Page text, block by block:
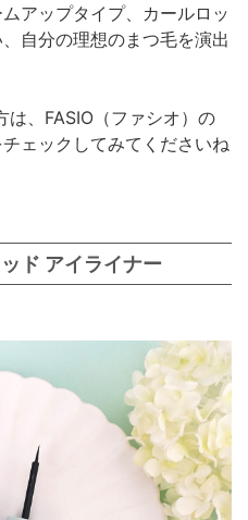
アップタイプ、カールロッ
自分の理想のまつ毛を演出
は、FASIO（ファシオ）の
ェックしてみてくださいね
ド アイライナー